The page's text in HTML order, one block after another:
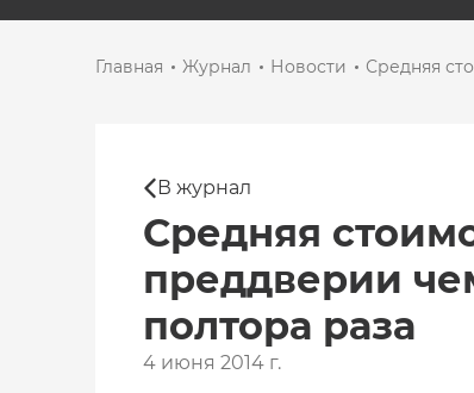
Главная Журнал Новости Средняя
В журнал
Средняя
преддверии
полтора раза
4 июня 2014 г.